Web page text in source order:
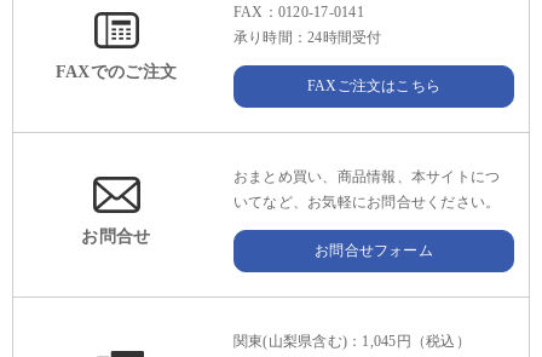
FAXでのご注文
FAX：0120-17-0141
承り時間：24時間受付
FAXご注文はこちら
お問合せ
おまとめ買い、商品情報、本サイトにつ
いてなど、お気軽にお問合せください。
お問合せフォーム
関東(山梨県含む)：1,045円（税込）